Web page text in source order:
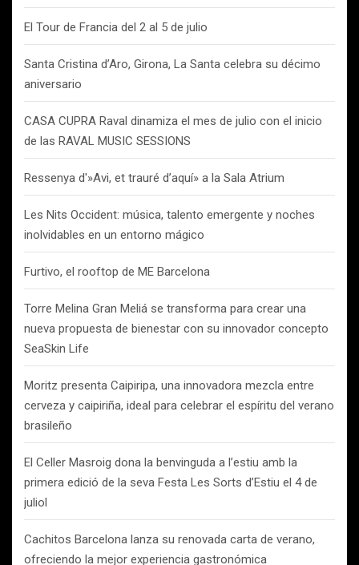
El Tour de Francia del 2 al 5 de julio
Santa Cristina d’Aro, Girona, La Santa celebra su décimo
aniversario
CASA CUPRA Raval dinamiza el mes de julio con el inicio
de las RAVAL MUSIC SESSIONS
Ressenya d'»Avi, et trauré d’aquí» a la Sala Atrium
Les Nits Occident: música, talento emergente y noches
inolvidables en un entorno mágico
Furtivo, el rooftop de ME Barcelona
Torre Melina Gran Meliá se transforma para crear una
nueva propuesta de bienestar con su innovador concepto
SeaSkin Life
Moritz presenta Caipiripa, una innovadora mezcla entre
cerveza y caipiriña, ideal para celebrar el espíritu del verano
brasileño
El Celler Masroig dona la benvinguda a l’estiu amb la
primera edició de la seva Festa Les Sorts d’Estiu el 4 de
juliol
Cachitos Barcelona lanza su renovada carta de verano,
ofreciendo la mejor experiencia gastronómica